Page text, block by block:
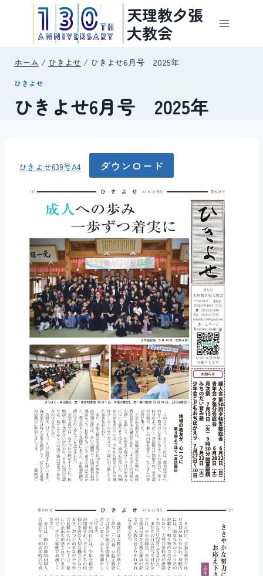
天理教夕張
大教会
ホーム / ひきよせ / ひきよせ6月号 2025年
ひきよせ
ひきよせ6月号 2025年
ひきよせ639号A4 ダウンロード